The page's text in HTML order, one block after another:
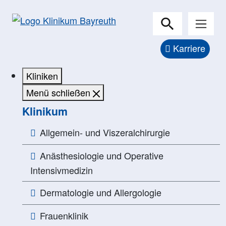
Karriere
Kliniken
Menü schließen
Klinikum
Allgemein- und Viszeralchirurgie
Anästhesiologie und Operative
Intensivmedizin
Dermatologie und Allergologie
Frauenklinik